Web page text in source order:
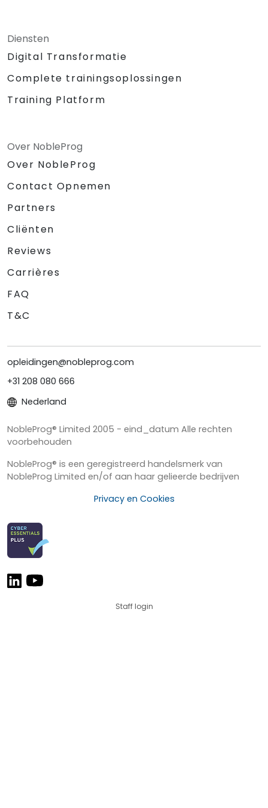
Diensten
Digital Transformatie
Complete trainingsoplossingen
Training Platform
Over NobleProg
Over NobleProg
Contact Opnemen
Partners
Cliënten
Reviews
Carrières
FAQ
T&C
opleidingen@nobleprog.com
+31 208 080 666
Nederland
NobleProg® Limited 2005 - eind_datum Alle rechten
voorbehouden
NobleProg® is een geregistreerd handelsmerk van
NobleProg Limited en/of aan haar gelieerde bedrijven
Privacy en Cookies
Staff login